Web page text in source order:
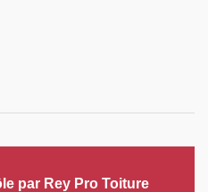
par Rey Pro Toiture